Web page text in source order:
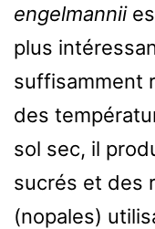
engelmannii
plus
suffisamment
des
sol sec, il
sucrés et des
(nopales)